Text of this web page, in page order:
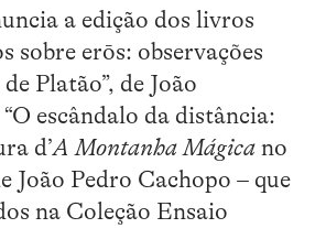
a edição dos livros
sobre erōs: observações
de Platão”, de João
escândalo da distância:
d’A Montanha Mágicano
João Pedro Cachopo – que
na Coleção Ensaio